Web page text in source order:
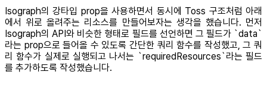
Isograph의 강타입 prop을 사용하면서 동시에 Toss 구조처럼 아래
에서 위로 올려주는 리소스를 만들어보자는 생각을 했습니다. 먼저
Isograph의 API와 비슷한 형태로 필드를 선언하면 그 필드가 `data`
라는 prop으로 들어올 수 있도록 간단한 쿼리 함수를 작성했고, 그 쿼
리 함수가 실제로 실행되고 나서는 `requiredResources`라는 필드
를 추가하도록 작성했습니다.